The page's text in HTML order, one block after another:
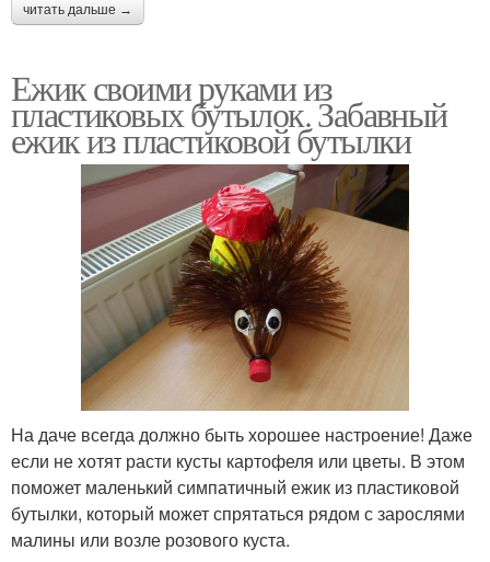
читать дальше →
Ежик своими руками из
пластиковых бутылок. Забавный
ежик из пластиковой бутылки
На даче всегда должно быть хорошее настроение! Даже
если не хотят расти кусты картофеля или цветы. В этом
поможет маленький симпатичный ежик из пластиковой
бутылки, который может спрятаться рядом с зарослями
малины или возле розового куста.